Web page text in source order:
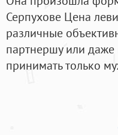
Серпухове Цена
различные
партнершу или даже
принимать только